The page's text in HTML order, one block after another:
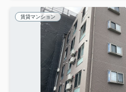
賃貸マンション